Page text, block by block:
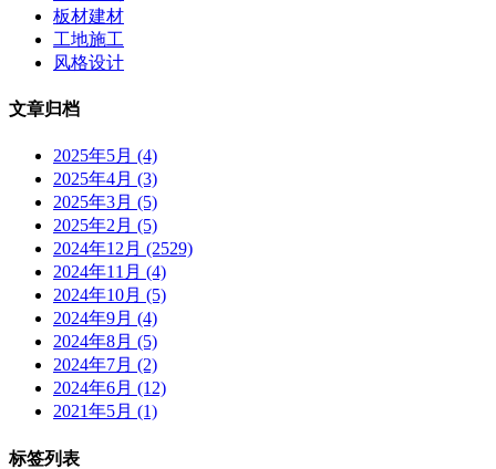
板材建材
工地施工
风格设计
文章归档
2025年5月 (4)
2025年4月 (3)
2025年3月 (5)
2025年2月 (5)
2024年12月 (2529)
2024年11月 (4)
2024年10月 (5)
2024年9月 (4)
2024年8月 (5)
2024年7月 (2)
2024年6月 (12)
2021年5月 (1)
标签列表